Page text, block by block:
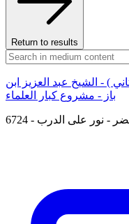
Return to results
) - الشيخ عبد العزيز ابن
باز - مشروع كبار العلماء
- نور على الدرب